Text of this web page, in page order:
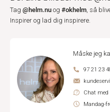
Tag @helm.nu og #okhelm, så
Inspirer og lad dig inspirere.
Måske jeg
97 21 23
Chat med
Mandag-